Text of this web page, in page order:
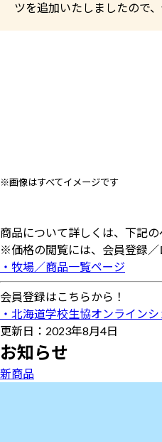
ツを追加いたしましたので
※画像はすべてイメージです
商品について詳しくは、下記の
※価格の閲覧には、会員登録／
・牧場／商品一覧ページ
会員登録はこちらから！
・北海道学校生協オンライン
更新日：2023年8月4日
お知らせ
新商品